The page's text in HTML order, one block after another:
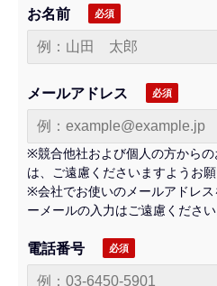
お名前
メールアドレス
※競合他社および個人の方から
は、ご遠慮くださいますようお願
※会社でお使いのメールアドレ
ーメールの入力はご遠慮ください
電話番号